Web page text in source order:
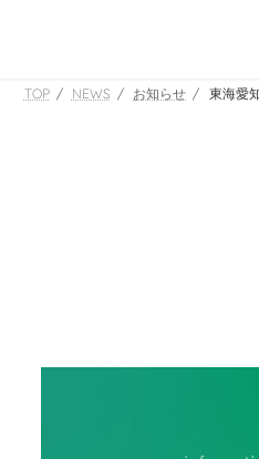
TOP NEWS お知らせ 東海愛